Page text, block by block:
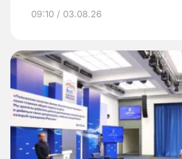
09:10 / 03.08.26